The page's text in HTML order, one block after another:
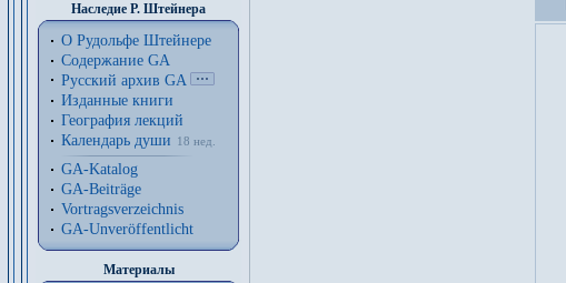
Наследие Р. Штейнера
О Рудольфе Штейнере
Содержание GA
Русский архив GA
Изданные книги
География лекций
Календарь души
18 нед.
GA-Katalog
GA-Beiträge
Vortragsverzeichnis
GA-Unveröffentlicht
Материалы